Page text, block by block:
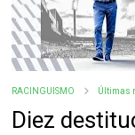
RACINGUISMO Últimas
Diez